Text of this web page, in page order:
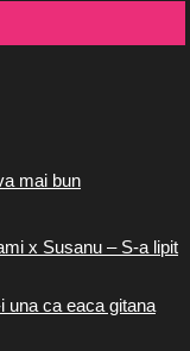
mai bun
x Susanu – S-a lipit
una ca eaca gitana